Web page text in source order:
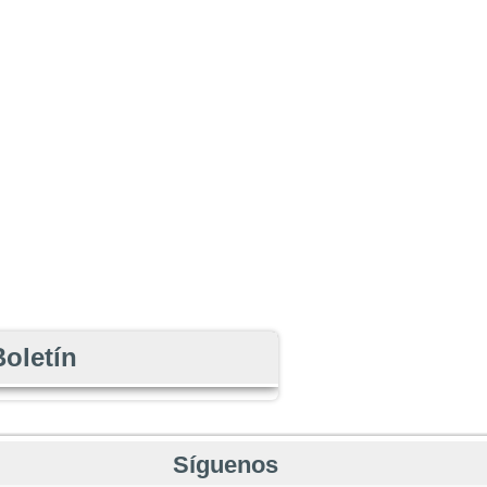
Síguenos